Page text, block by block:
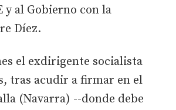
y al Gobierno con la
Díez.
el exdirigente socialista
tras acudir a firmar en el
(Navarra) --donde debe